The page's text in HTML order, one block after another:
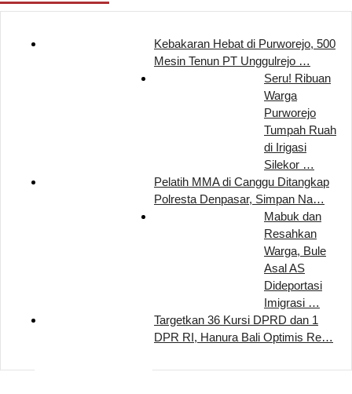
Kebakaran Hebat di Purworejo, 500
Mesin Tenun PT Unggulrejo …
Seru! Ribuan
Warga
Purworejo
Tumpah Ruah
di Irigasi
Silekor …
Pelatih MMA di Canggu Ditangkap
Polresta Denpasar, Simpan Na…
Mabuk dan
Resahkan
Warga, Bule
Asal AS
Dideportasi
Imigrasi …
Targetkan 36 Kursi DPRD dan 1
DPR RI, Hanura Bali Optimis Re…